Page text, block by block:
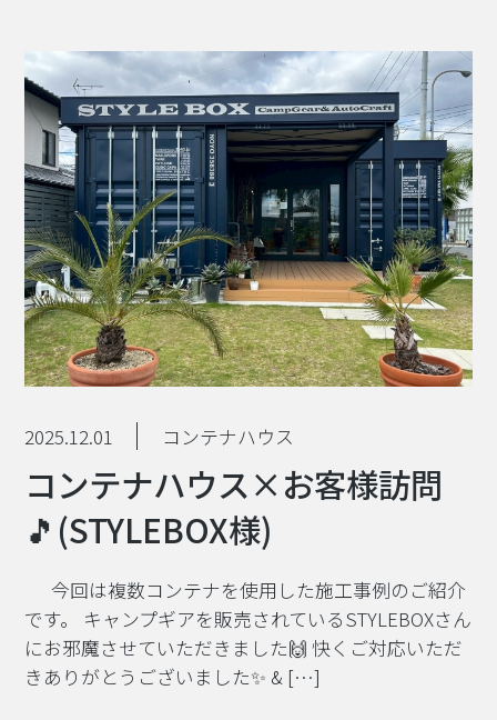
2025.12.01 コンテナハウス
コンテナハウス×お客様訪問
🎵(STYLEBOX様)
今回は複数コンテナを使用した施工事例のご紹介
です。 キャンプギアを販売されているSTYLEBOXさん
にお邪魔させていただきました🙌 快くご対応いただ
きありがとうございました✨ & […]